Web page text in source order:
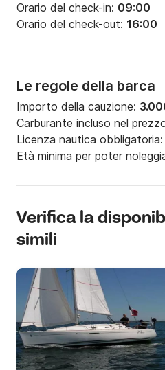
Orario del check-in: 09:00
Orario del check-out: 16:00
Le regole della barca
Importo della cauzione:
Carburante incluso nel
Licenza nautica obbligatoria:
Età minima per poter
Verifica la
simili